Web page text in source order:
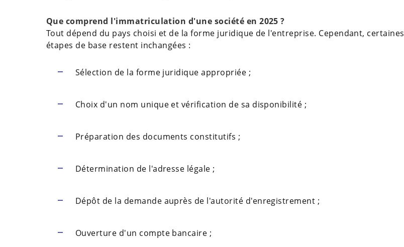
Que comprend l'immatriculation d'une société en 2025 ?
Tout dépend du pays choisi et de la forme juridique de l'entreprise. Cependant, certaines
étapes de base restent inchangées :
Sélection de la forme juridique appropriée ;
Choix d'un nom unique et vérification de sa disponibilité ;
Préparation des documents constitutifs ;
Détermination de l'adresse légale ;
Dépôt de la demande auprès de l'autorité d'enregistrement ;
Ouverture d'un compte bancaire ;